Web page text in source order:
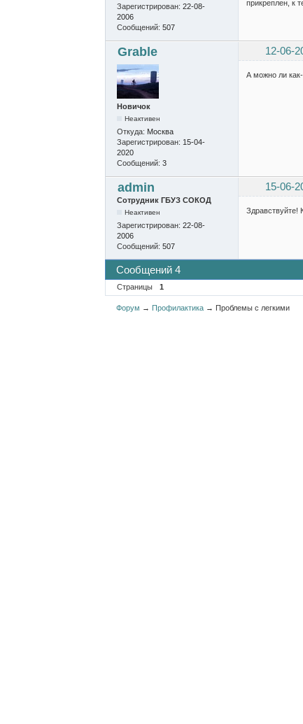
Зарегистрирован: 22-08-
2006
Сообщений: 507
прикреплен, к
Grable 12-06-
Новичок
Неактивен
Откуда: Москва
Зарегистрирован: 15-04-
2020
Сообщений: 3
А можно ли
admin 15-06-
Сотрудник ГБУЗ СОКОД
Неактивен
Зарегистрирован: 22-08-
2006
Сообщений: 507
Здравствуйте!
Сообщений 4
Страницы 1
Форум → Профилактика → Проблемы с легкими